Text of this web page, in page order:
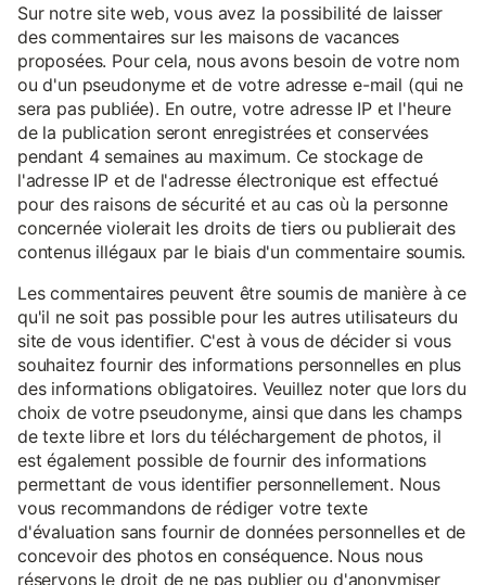
Sur notre site web, vous avez la possibilité de laisser
des commentaires sur les maisons de vacances
proposées. Pour cela, nous avons besoin de votre nom
ou d'un pseudonyme et de votre adresse e-mail (qui ne
sera pas publiée). En outre, votre adresse IP et l'heure
de la publication seront enregistrées et conservées
pendant 4 semaines au maximum. Ce stockage de
l'adresse IP et de l'adresse électronique est effectué
pour des raisons de sécurité et au cas où la personne
concernée violerait les droits de tiers ou publierait des
contenus illégaux par le biais d'un commentaire soumis.
Les commentaires peuvent être soumis de manière à ce
qu'il ne soit pas possible pour les autres utilisateurs du
site de vous identifier. C'est à vous de décider si vous
souhaitez fournir des informations personnelles en plus
des informations obligatoires. Veuillez noter que lors du
choix de votre pseudonyme, ainsi que dans les champs
de texte libre et lors du téléchargement de photos, il
est également possible de fournir des informations
permettant de vous identifier personnellement. Nous
vous recommandons de rédiger votre texte
d'évaluation sans fournir de données personnelles et de
concevoir des photos en conséquence. Nous nous
réservons le droit de ne pas publier ou d'anonymiser